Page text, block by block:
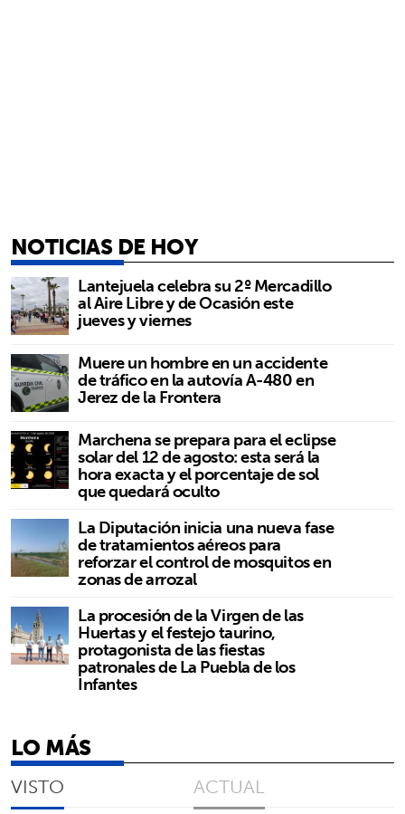
NOTICIAS DE HOY
Lantejuela celebra su 2º Mercadillo
al Aire Libre y de Ocasión este
jueves y viernes
Muere un hombre en un accidente
de tráfico en la autovía A-480 en
Jerez de la Frontera
Marchena se prepara para el eclipse
solar del 12 de agosto: esta será la
hora exacta y el porcentaje de sol
que quedará oculto
La Diputación inicia una nueva fase
de tratamientos aéreos para
reforzar el control de mosquitos en
zonas de arrozal
La procesión de la Virgen de las
Huertas y el festejo taurino,
protagonista de las fiestas
patronales de La Puebla de los
Infantes
LO MÁS
VISTO ACTUAL